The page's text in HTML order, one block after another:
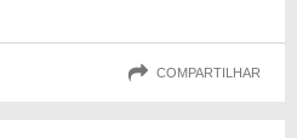
COMPARTILHAR